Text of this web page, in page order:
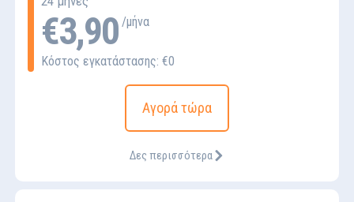
€3,90 /μήνα
Κόστος εγκατάστασης: €0
Αγορά τώρα
Δες περισσότερα